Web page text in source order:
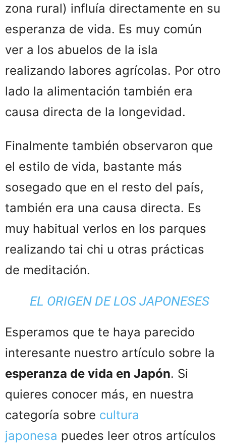
zona rural) influía directamente en su
esperanza de vida. Es muy común
ver a los abuelos de la isla
realizando labores agrícolas. Por otro
lado la alimentación también era
causa directa de la longevidad.
Finalmente también observaron que
el estilo de vida, bastante más
sosegado que en el resto del país,
también era una causa directa. Es
muy habitual verlos en los parques
realizando tai chi u otras prácticas
de meditación.
EL ORIGEN DE LOS JAPONESES
Esperamos que te haya parecido
interesante nuestro artículo sobre la
esperanza de vida en Japón. Si
quieres conocer más, en nuestra
categoría sobre cultura
japonesa puedes leer otros artículos